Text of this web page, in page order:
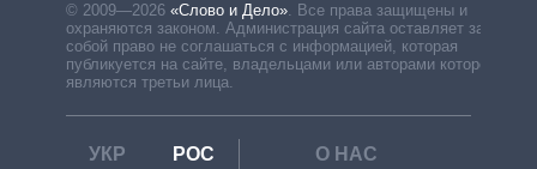
© 2009—2026 «Слово и Дело». Все права защищены и
охраняются законом. Администрация сайта оставляет за
собой право не соглашаться с информацией, которая
публикуется на сайте, владельцами или авторами которой
являются третьи лица.
УКР РОС
О НАС